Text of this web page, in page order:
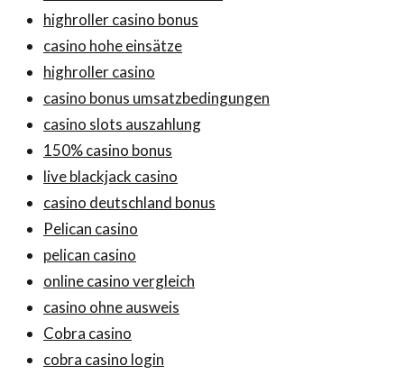
highroller casino bonus
casino hohe einsätze
highroller casino
casino bonus umsatzbedingungen
casino slots auszahlung
150% casino bonus
live blackjack casino
casino deutschland bonus
Pelican casino
pelican casino
online casino vergleich
casino ohne ausweis
Cobra casino
cobra casino login